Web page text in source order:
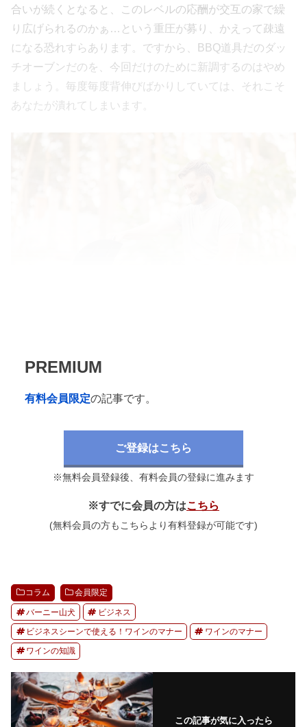
合いが続くとなると、このレベルの応酬が交互の家で繰
り広げられるのかぁ…という重圧が募り、かえって疎遠
になる恐れすらあります。ですから、BBQ道具だのダッ
チオーブンだのを、今回だけのために新調するのはやめ
ましょう。毎度毎度背伸びばかりしていては、それこそ
あなたが潰れてしまいます。
PREMIUM
有料会員限定の記事です。
ご登録はこちら
※無料会員登録後、有料会員の登録に進みます
※すでに会員の方はこちら
(無料会員の方もこちらより有料登録が可能です)
コラム 会員限定
バーニー山犬 ビジネス
ビジネスシーンで使える！ワインのマナー ワインのマナー
ワインの知識
この記事が気に入ったら